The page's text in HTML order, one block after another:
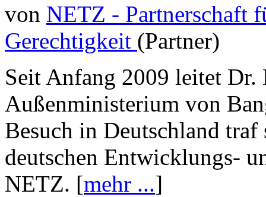
von NETZ - Partnerschaft
Gerechtigkeit (Partner)
Seit Anfang 2009 leitet Dr.
Außenministerium von
Besuch in Deutschland
deutschen Entwicklungs-
NETZ. [mehr ...]